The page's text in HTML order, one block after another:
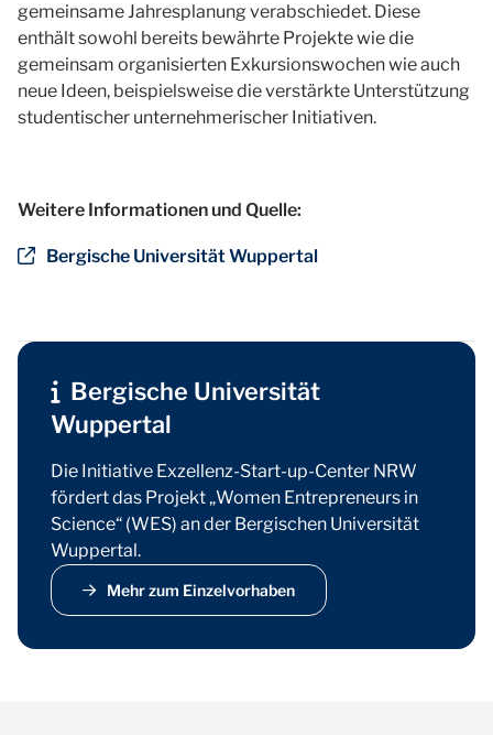
gemeinsame Jahresplanung verabschiedet. Diese
enthält sowohl bereits bewährte Projekte wie die
gemeinsam organisierten Exkursionswochen wie auch
neue Ideen, beispielsweise die verstärkte Unterstützung
studentischer unternehmerischer Initiativen.
Weitere Informationen und Quelle:
Bergische Universität Wuppertal
Bergische Universität
Wuppertal
Die Initiative Exzellenz-Start-up-Center NRW
fördert das Projekt „Women Entrepreneurs in
Science“ (WES) an der Bergischen Universität
Wuppertal.
Mehr zum Einzelvorhaben